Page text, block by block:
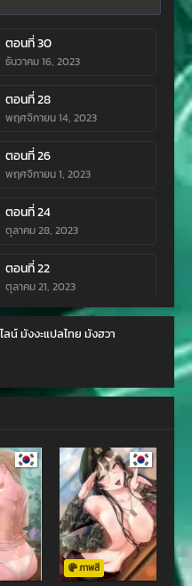
ตอนที่ 30
ธันวาคม 16, 2023
ตอนที่ 28
พฤศจิกายน 14, 2023
ตอนที่ 26
พฤศจิกายน 1, 2023
ตอนที่ 24
ตุลาคม 28, 2023
ตอนที่ 22
ตุลาคม 21, 2023
ตอนที่ 20
ตุลาคม 21, 2023
ตุลาคม 21, 2023
ตอนที่ 14
ตุลาคม 21, 2023
ตอนที่ 12
ตุลาคม 21, 2023
น์ มังงะแปลไทย มังฮวา
ภาพสี